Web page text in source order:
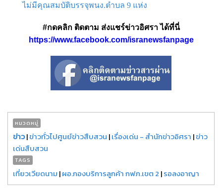
ไม่มีคุณสมบัติบรรจุพนง.ตำบล 9 แห่ง
#กดคลิก ติดตาม ส่งแชร์ข่าวอิศรา ได้ที่นี่
https://www.facebook.com/isranewsfanpage
หมวดหมู่
ข่าว|ข่าวทั่วไปศูนย์ข่าวสืบสวน |เรื่องเด่น - สำนักข่าวอิศรา |ข่าว
เด่นสืบสวน
TAGS
เที่ยวเวียดนาม |ผอ.กองบริการลูกค้า กฟภ.เขต 2 |รอลงอาญา